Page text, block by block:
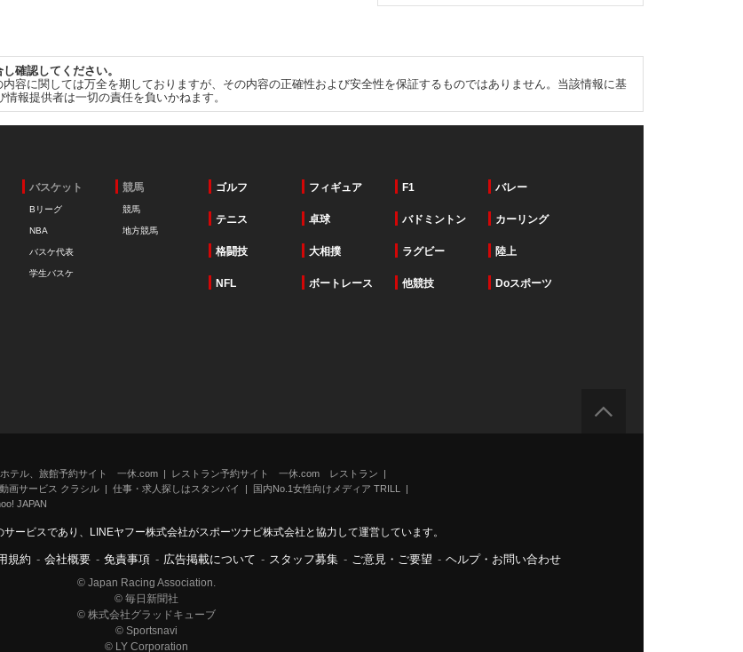
確認してください。
容に関しては万全を期しておりますが、その内容の正確性および安全性を保証するものではありません。当該情報に基
報提供者は一切の責任を負いかねます。
バスケット
Bリーグ
NBA
バスケ代表
学生バスケ
競馬
競馬
地方競馬
ゴルフ フィギュア F1 バレー
テニス 卓球 バドミントン カーリング
格闘技 大相撲 ラグビー 陸上
NFL ボートレース 他競技 Doスポーツ
ホテル、旅館予約サイト 一休.com
レストラン予約サイト 一休.com レストラン
画サービス クラシル 仕事・求人探しはスタンバイ
国内No.1女性向けメディア TRILL
JAPAN
ービスであり、LINEヤフー株式会社がスポーツナビ株式会社と協力して運営しています。
規約 - 会社概要 - 免責事項 - 広告掲載について - スタッフ募集 - ご意見・ご要望 - ヘルプ・お問い合わせ
© Japan Racing Association.
© 毎日新聞社
© 株式会社グラッドキューブ
© Sportsnavi
© LY Corporation